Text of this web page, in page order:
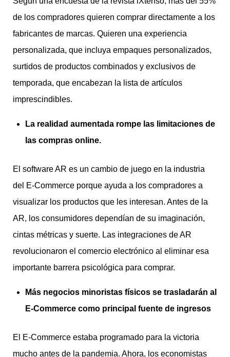
de los compradores quieren comprar directamente a los
fabricantes de marcas. Quieren una experiencia
personalizada, que incluya empaques personalizados,
surtidos de productos combinados y exclusivos de
temporada, que encabezan la lista de artículos
imprescindibles.
La realidad aumentada rompe las limitaciones de
las compras online.
El software AR es un cambio de juego en la industria
del E-Commerce porque ayuda a los compradores a
visualizar los productos que les interesan. Antes de la
AR, los consumidores dependían de su imaginación,
cintas métricas y suerte. Las integraciones de AR
revolucionaron el comercio electrónico al eliminar esa
importante barrera psicológica para comprar.
Más negocios minoristas físicos se trasladarán al
E-Commerce como principal fuente de ingresos
El E-Commerce estaba programado para la victoria
mucho antes de la pandemia. Ahora, los economistas